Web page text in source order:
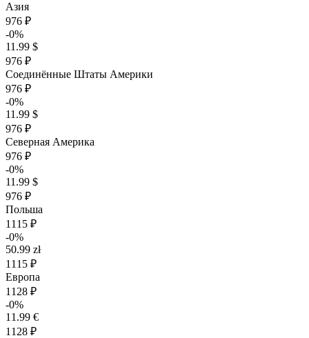
Азия
976 ₽
-0%
11.99 $
976 ₽
Соединённые Штаты Америки
976 ₽
-0%
11.99 $
976 ₽
Северная Америка
976 ₽
-0%
11.99 $
976 ₽
Польша
1115 ₽
-0%
50.99 zł
1115 ₽
Европа
1128 ₽
-0%
11.99 €
1128 ₽